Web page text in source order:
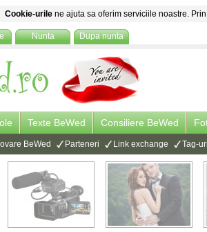
Cookie-urile ne ajuta sa oferim serviciile noastre.
Nunta Dupa nunta
Texte BeWed Consiliere BeWed
BeWed Parteneri Link exchange Tag-